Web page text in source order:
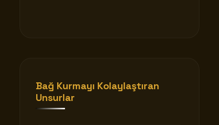
Bağ Kurmayı Kolaylaştıran
Unsurlar